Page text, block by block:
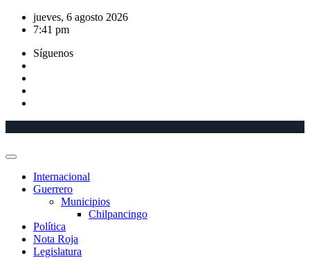
Saltar
jueves, 6 agosto 2026
7:41 pm
Síguenos
Internacional
Guerrero
Municipios
Chilpancingo
Política
Nota Roja
Legislatura